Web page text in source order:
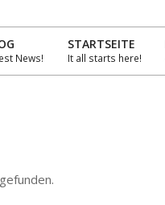
MICHA-
INTIM
´S
News!
STARTSEITE
It all starts here!